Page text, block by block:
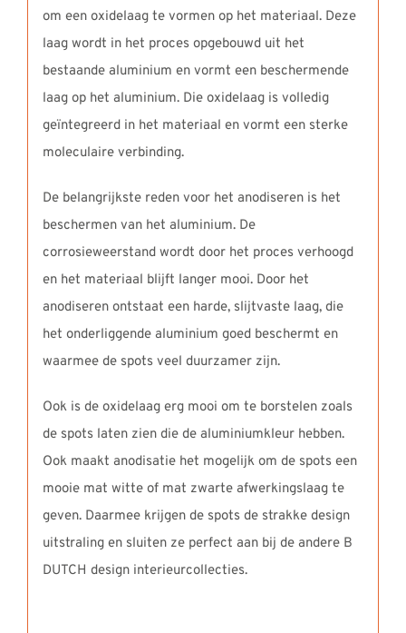
om een oxidelaag te vormen op het materiaal. Deze
laag wordt in het proces opgebouwd uit het
bestaande aluminium en vormt een beschermende
laag op het aluminium. Die oxidelaag is volledig
geïntegreerd in het materiaal en vormt een sterke
moleculaire verbinding.
De belangrijkste reden voor het anodiseren is het
beschermen van het aluminium. De
corrosieweerstand wordt door het proces verhoogd
en het materiaal blijft langer mooi. Door het
anodiseren ontstaat een harde, slijtvaste laag, die
het onderliggende aluminium goed beschermt en
waarmee de spots veel duurzamer zijn.
Ook is de oxidelaag erg mooi om te borstelen zoals
de spots laten zien die de aluminiumkleur hebben.
Ook maakt anodisatie het mogelijk om de spots een
mooie mat witte of mat zwarte afwerkingslaag te
geven. Daarmee krijgen de spots de strakke design
uitstraling en sluiten ze perfect aan bij de andere B
DUTCH design interieurcollecties.